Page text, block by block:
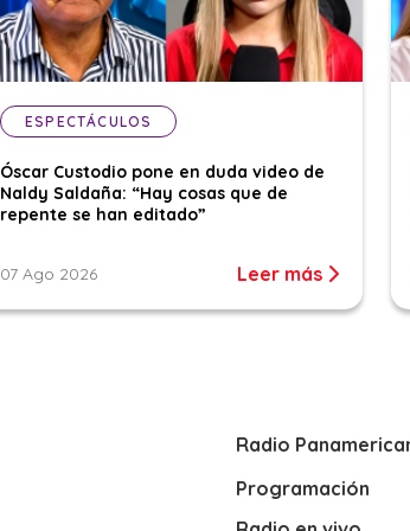
ESPECTÁCULOS
Óscar Custodio pone en duda video de
Naldy Saldaña: “Hay cosas que de
repente se han editado”
07 Ago 2026 Leer más
Radio
Programación